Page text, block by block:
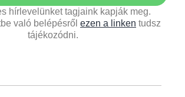
hírlevelünket tagjaink kapják meg.
való belépésről ezen a linken tudsz
tájékozódni.